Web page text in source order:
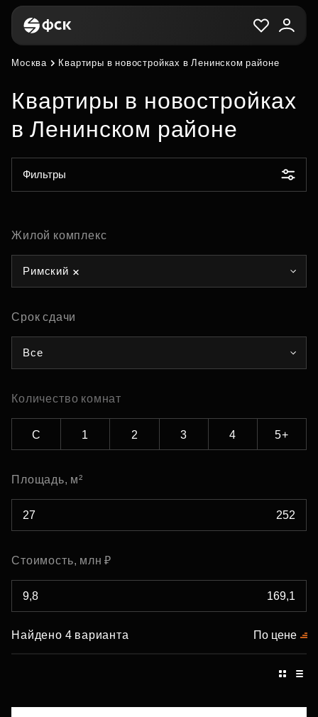
Москва Квартиры в новостройках в Ленинском районе
Квартиры в новостройках
в Ленинском районе
Фильтры
Жилой комплекс
Римский
Срок сдачи
Все
Количество комнат
С 1 2 3 4 5+
Площадь, м²
Стоимость, млн ₽
Найдено 4 варианта По цене